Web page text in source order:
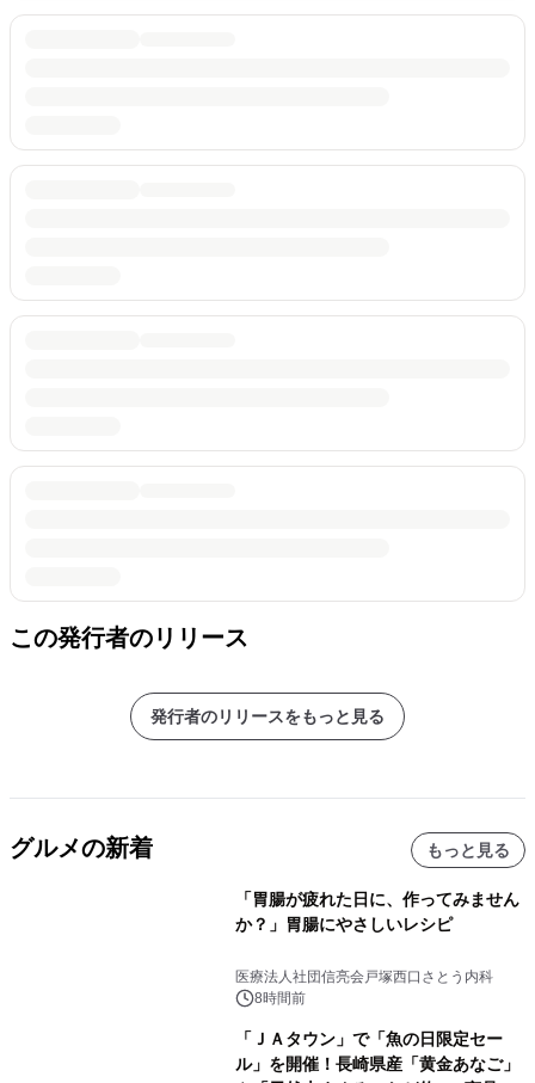
この発行者のリリース
発行者のリリースをもっと見る
グルメの新着 もっと見る
「胃腸が疲れた日に、作ってみません
か？」胃腸にやさしいレシピ
医療法人社団信亮会戸塚西口さとう内科
8時間前
「ＪＡタウン」で「魚の日限定セー
ル」を開催！長崎県産「黄金あなご」